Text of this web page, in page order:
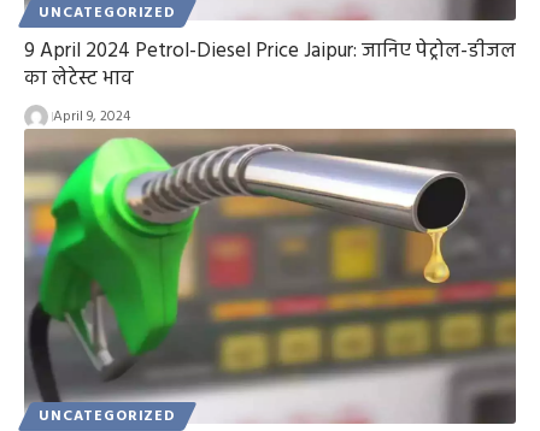
UNCATEGORIZED
9 April 2024 Petrol-Diesel Price Jaipur: जानिए पेट्रोल-डीजल
का लेटेस्ट भाव
April 9, 2024
UNCATEGORIZED